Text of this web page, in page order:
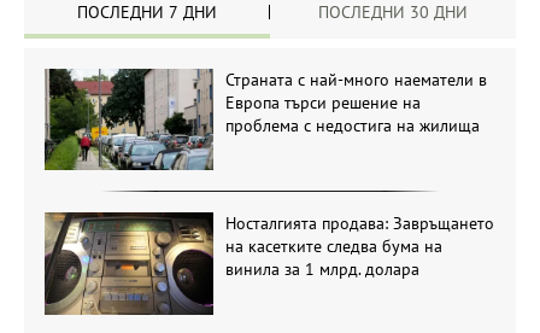
ПОСЛЕДНИ 7 ДНИ ПОСЛЕДНИ 30 ДНИ
Страната с най-много наематели в
Европа търси решение на
проблема с недостига на жилища
Носталгията продава: Завръщането
на касетките следва бума на
винила за 1 млрд. долара